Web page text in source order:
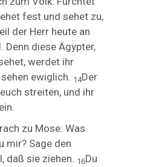
fest und sehet zu,
der Herr heute an
Denn diese Ägypter,
werdet ihr
ewiglich. 14Der
streiten, und ihr
zu Mose: Was
mir? Sage den
daß sie ziehen. 16Du